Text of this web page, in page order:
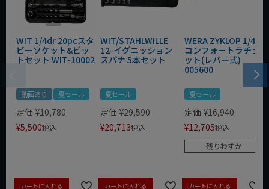
WIT 1/4dr 20pcスタ
ビーソケット&ビッ
トセット WIT-10002
動画あり 夏セール
定価 ¥10,780
¥5,500税込
カートに入れる
WIT/STAHLWILLE
12-イグニッション
スパナ 5本セット
夏セール
定価 ¥29,590
¥20,713税込
カートに入れる
WERA ZYKLOP 1/4"
コンフォートラチェ
ット(レバー式)
005600
夏セール
定価 ¥16,940
¥12,705税込
残りわずか
カートに入れる